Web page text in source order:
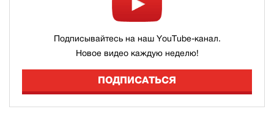
Подписывайтесь на наш YouTube-канал.
Новое видео каждую неделю!
ПОДПИСАТЬСЯ